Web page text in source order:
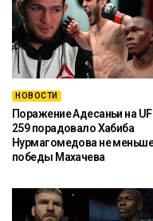
НОВОСТИ
Поражение Адесаньи на
259 порадовало Хабиба
Нурмагомедова не
победы Махачева